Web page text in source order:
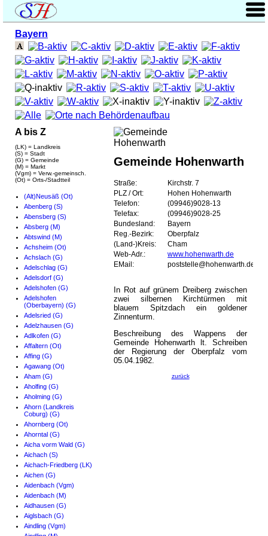
Bayern
A bis Z
(LK) = Landkreis
(S) = Stadt
(G) = Gemeinde
(M) = Markt
(Vgm) = Verw.-gemeinsch.
(Ot) = Orts-/Stadtteil
(Alt)Neusäß (Ot)
Abenberg (S)
Abensberg (S)
Absberg (M)
Abtswind (M)
Achsheim (Ot)
Achslach (G)
Adelschlag (G)
Adelsdorf (G)
Adelshofen (G)
Adelshofen
(Oberbayern) (G)
Adelsried (G)
Adelzhausen (G)
Adlkofen (G)
Affaltern (Ot)
Affing (G)
Agawang (Ot)
Aham (G)
Aholfing (G)
Aholming (G)
Ahorn (Landkreis
Coburg) (G)
Ahornberg (Ot)
Ahorntal (G)
Aicha vorm Wald (G)
Aichach (S)
Aichach-Friedberg (LK)
Aichen (G)
Aidenbach (Vgm)
Aidenbach (M)
Aidhausen (G)
Aiglsbach (G)
Aindling (Vgm)
Gemeinde Hohenwarth
Straße:
Kirchstr. 7
PLZ / Ort:
Hohen Hohenwarth
Telefon:
(09946)9028-13
Telefax:
(09946)9028-25
Bundesland:
Bayern
Reg.-Bezirk:
Oberpfalz
(Land-)Kreis:
Cham
Web-Adr.:
www.hohenwarth.de
EMail:
poststelle@hohenwarth.de
In Rot auf grünem Dreiberg zwischen
zwei silbernen Kirchtürmen mit
blauem Spitzdach ein goldener
Zinnenturm.
Beschreibung des Wappens der
Gemeinde Hohenwarth lt. Schreiben
der Regierung der Oberpfalz vom
05.04.1982.
zurück